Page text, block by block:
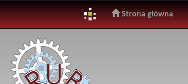
navigation
Strona główna